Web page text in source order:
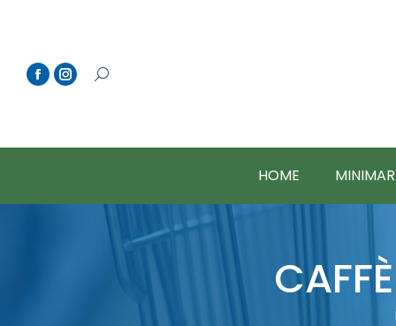
HOME